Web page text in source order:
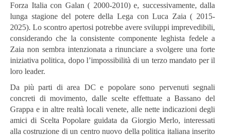
Forza Italia con Galan ( 2000-2010) e, successivamente, dalla
lunga stagione del potere della Lega con Luca Zaia ( 2015-
2025). Lo scontro apertosi potrebbe avere sviluppi imprevedibili,
considerando che la consistente componente leghista fedele a
Zaia non sembra intenzionata a rinunciare a svolgere una forte
iniziativa politica, dopo l’impossibilità di un terzo mandato per il
loro leader.
Da più parti di area DC e popolare sono pervenuti segnali
concreti di movimento, dalle scelte effettuate a Bassano del
Grappa e in altre realtà locali venete, alle nette indicazioni degli
amici di Scelta Popolare guidata da Giorgio Merlo, interessati
alla costruzione di un centro nuovo della politica italiana inserito